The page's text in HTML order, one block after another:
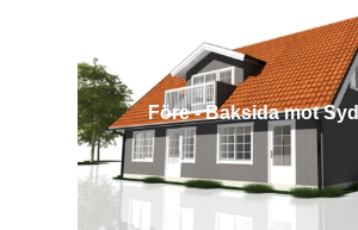
Före - Baksida mot